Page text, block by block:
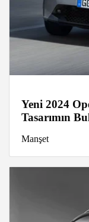
Yeni 2024
Tasarımın
Manşet